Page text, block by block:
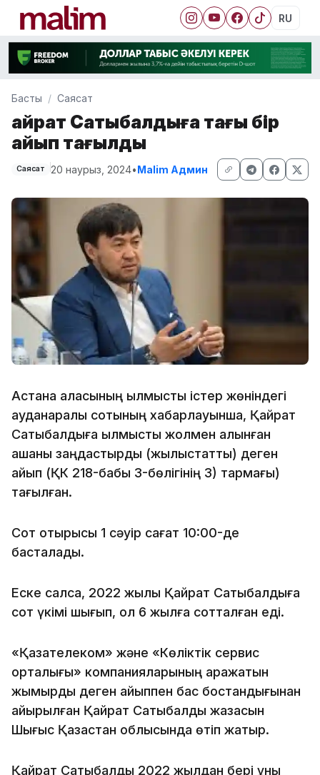
RU
Басты Саясат
Қайрат Сатыбалдыға тағы бір
айып тағылды
Саясат 20 наурыз, 2024•Malim Админ
Астана қаласының қылмыстық істер жөніндегі
ауданаралық сотының хабарлауынша, Қайрат
Сатыбалдыға қылмыстық жолмен алынған
ақшаны заңдастырды (жылыстатты) деген
айып (ҚК 218-бабы 3-бөлігінің 3) тармағы)
тағылған.
Сот отырысы 1 сәуір сағат 10:00-де
басталады.
Еске салсақ, 2022 жылы Қайрат Сатыбалдыға
сот үкімі шығып, ол 6 жылға сотталған еді.
«Қазақтелеком» және «Көліктік сервис
орталығы» компанияларының қаражатын
жымқырды деген айыппен бас бостандығынан
айырылған Қайрат Сатыбалды жазасын
Шығыс Қазақстан облысында өтіп жатыр.
Қайрат Сатыбалды 2022 жылдан бері құны